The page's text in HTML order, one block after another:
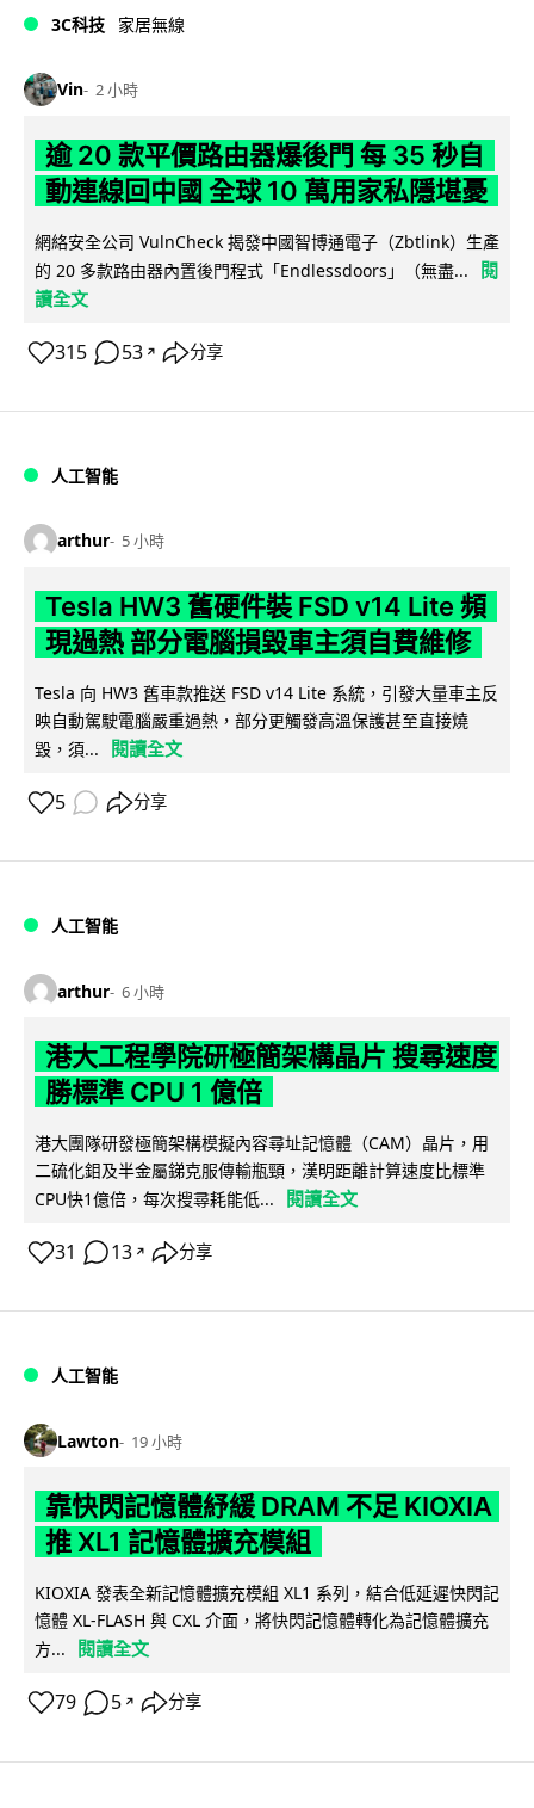
3C科技 家居無線
Vin 2 小時
逾 20 款平價路由器爆後門 每 35 秒自
動連線回中國 全球 10 萬用家私隱堪憂
網絡安全公司 VulnCheck 揭發中國智博通電子（Zbtlink）生產
的 20 多款路由器內置後門程式「Endlessdoors」（無盡...
閱
讀全文
315 53 ↗ 分享
人工智能
arthur 5 小時
Tesla HW3 舊硬件裝 FSD v14 Lite 頻
現過熱 部分電腦損毀車主須自費維修
Tesla 向 HW3 舊車款推送 FSD v14 Lite 系統，引發大量車主反
映自動駕駛電腦嚴重過熱，部分更觸發高溫保護甚至直接燒
毀，須...
閱讀全文
5 分享
人工智能
arthur 6 小時
港大工程學院研極簡架構晶片 搜尋速度
勝標準 CPU 1 億倍
港大團隊研發極簡架構模擬內容尋址記憶體（CAM）晶片，用
二硫化鉬及半金屬銻克服傳輸瓶頸，漢明距離計算速度比標準
CPU快1億倍，每次搜尋耗能低...
閱讀全文
31 13 ↗ 分享
人工智能
Lawton 19 小時
靠快閃記憶體紓緩 DRAM 不足 KIOXIA
推 XL1 記憶體擴充模組
KIOXIA 發表全新記憶體擴充模組 XL1 系列，結合低延遲快閃記
憶體 XL-FLASH 與 CXL 介面，將快閃記憶體轉化為記憶體擴充
方...
閱讀全文
79 5 ↗ 分享